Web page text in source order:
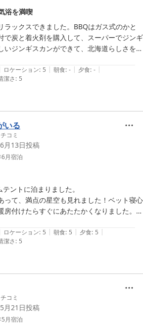
浴を満喫
ラックスできました。BBQはガス式のかと
で炭と着火剤を購入して、スーパーでジンギ
いジンギスカンができて、北海道らしさを楽
たが、雨のせいかとても涼しくて寒いくら
い露天空間で外気浴を楽しめて、普段サウ
私でも楽しめました。温泉がぬるぬるなの
、足の悪い方はかなり気をつけた方が良い
ロケーション: 5 | 朝食: - | 夕食: - |
潔さ: 5
いる
コミ
月13日投稿
月宿泊
ントに泊まりました。
って、満点の星空も見れました！ベット寝心
付けたらすぐにあたたかくなりました。
ームの中、ライトをつけたら明るかったで
など大変こだわってて
い😅めっちゃ美味しかった
った瞬間お肌ツルツルになりました！星と森
なくて、困りました。説明受けれたら良かっ
いで、後はめっちゃ楽しかったし美味しかっ
ロケーション: 5 | 朝食: 5 | 夕食: 5 |
潔さ: 5
コミ
月21日投稿
月宿泊